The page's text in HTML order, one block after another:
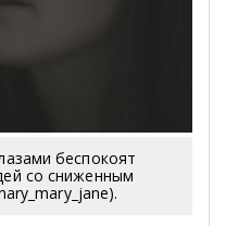
беспокоят
со сниженным